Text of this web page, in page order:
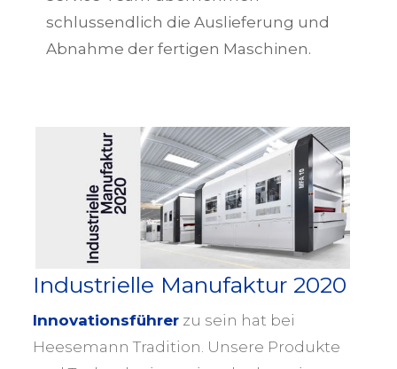
schlussendlich die Auslieferung und
Abnahme der fertigen Maschinen.
Industrielle Manufaktur 2020
Innovationsführer zu sein hat bei
Heesemann Tradition. Unsere Produkte